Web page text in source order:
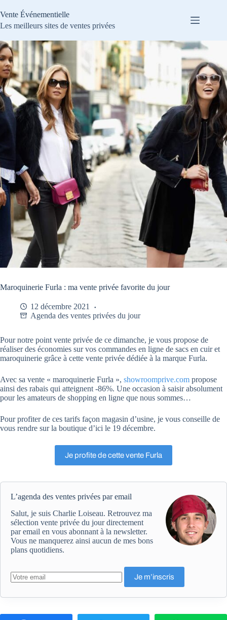
au
contenu
Vente Événementielle
Les meilleurs sites de ventes privées
Maroquinerie Furla : ma vente privée favorite du jour
12 décembre 2021
Agenda des ventes privées du jour
Pour notre point vente privée de ce dimanche, je vous propose de
réaliser des économies sur vos commandes en ligne de sacs en cuir et
maroquinerie grâce à cette vente privée dédiée à la marque Furla.
Avec sa vente « maroquinerie Furla », showroomprive.com propose
ainsi des rabais qui atteignent -86%. Une occasion à saisir absolument
pour les amateurs de shopping en ligne que nous sommes…
Pour profiter de ces tarifs façon magasin d’usine, je vous conseille de
vous rendre sur la boutique d’ici le 19 décembre.
Je profite de cette vente Furla
L’agenda des ventes privées par email
Salut, je suis Charlie Loiseau. Retrouvez ma
sélection vente privée du jour directement
par email en vous abonnant à la newsletter.
Vous ne manquerez ainsi aucun de mes bons
plans quotidiens.